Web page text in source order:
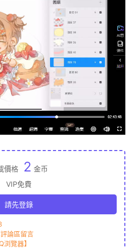
價格 2 金币
VIP免費
請先登錄
論區留言
浏覽器】